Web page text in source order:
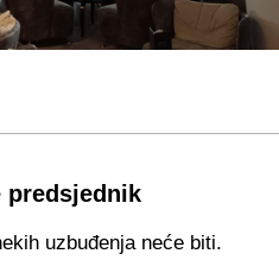
predsjednik
uzbuđenja neće biti.